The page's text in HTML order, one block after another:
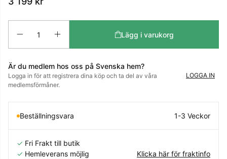
Lägg i varukorg
Är du medlem hos oss på Svenska hem?
Logga in för att registrera dina köp och ta del av våra
medlemsförmåner.
LOGGA IN
Beställningsvara 1-3 Veckor
✓ Fri Frakt till butik
✓ Hemleverans möjlig Klicka här för fraktinfo